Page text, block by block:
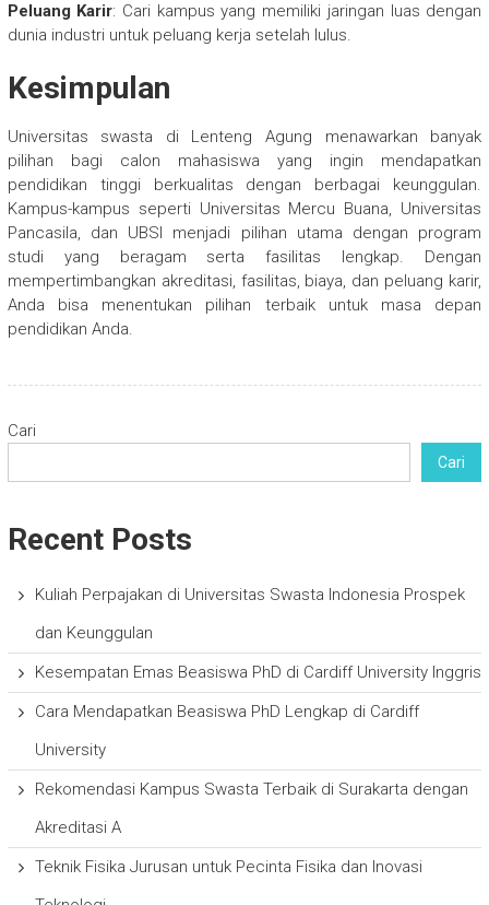
Peluang Karir: Cari kampus yang memiliki jaringan luas dengan
dunia industri untuk peluang kerja setelah lulus.
Kesimpulan
Universitas swasta di Lenteng Agung menawarkan banyak
pilihan bagi calon mahasiswa yang ingin mendapatkan
pendidikan tinggi berkualitas dengan berbagai keunggulan.
Kampus-kampus seperti Universitas Mercu Buana, Universitas
Pancasila, dan UBSI menjadi pilihan utama dengan program
studi yang beragam serta fasilitas lengkap. Dengan
mempertimbangkan akreditasi, fasilitas, biaya, dan peluang karir,
Anda bisa menentukan pilihan terbaik untuk masa depan
pendidikan Anda.
Cari
Cari
Recent Posts
Kuliah Perpajakan di Universitas Swasta Indonesia Prospek
dan Keunggulan
Kesempatan Emas Beasiswa PhD di Cardiff University Inggris
Cara Mendapatkan Beasiswa PhD Lengkap di Cardiff
University
Rekomendasi Kampus Swasta Terbaik di Surakarta dengan
Akreditasi A
Teknik Fisika Jurusan untuk Pecinta Fisika dan Inovasi